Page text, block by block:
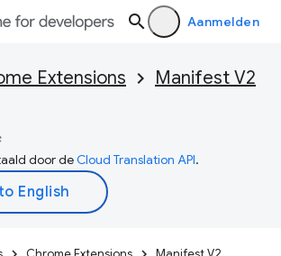
Aanmelden
Extensions Manifest V2
door deCloud Translation API.